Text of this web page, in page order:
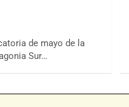
de mayo de la
Sur…